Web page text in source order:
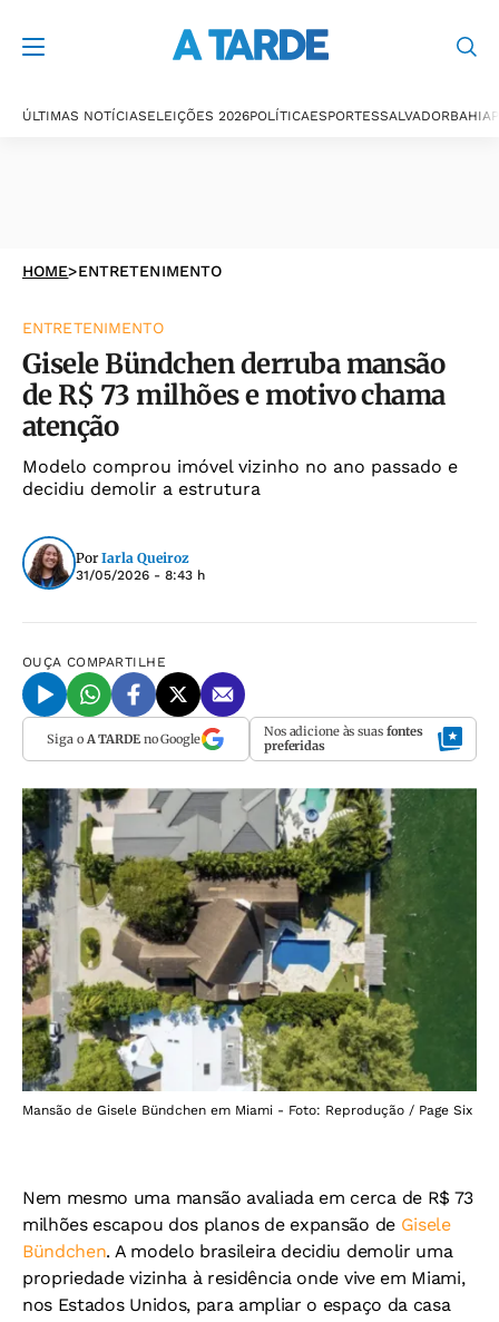
ÚLTIMAS NOTÍCIASELEIÇÕES 2026POLÍTICAESPORTESSALVADORBAHIA
HOME>ENTRETENIMENTO
ENTRETENIMENTO
Gisele Bündchen derruba mansão
de R$ 73 milhões e motivo chama
atenção
Modelo comprou imóvel vizinho no ano passado e
decidiu demolir a estrutura
Por Iarla Queiroz
31/05/2026 - 8:43 h
OUÇA COMPARTILHE
Siga o A TARDEno Google Nos adicione às suas fontes
preferidas
Mansão de Gisele Bündchen em Miami - Foto: Reprodução / Page Six
Nem mesmo uma mansão avaliada em cerca de R$ 73
milhões escapou dos planos de expansão de Gisele
Bündchen. A modelo brasileira decidiu demolir uma
propriedade vizinha à residência onde vive em Miami,
nos Estados Unidos, para ampliar o espaço da casa